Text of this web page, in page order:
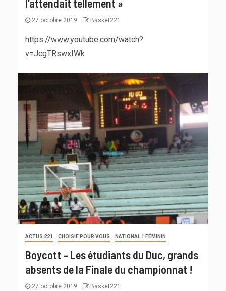
l’attendait tellement »
27 octobre 2019 Basket221
https://www.youtube.com/watch?
v=JcgTRswxIWk
ACTUS 221 CHOISIE POUR VOUS NATIONAL 1 FÉMININ
Boycott – Les étudiants du Duc, grands
absents de la Finale du championnat !
27 octobre 2019 Basket221